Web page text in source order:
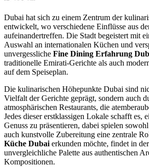
Dubai hat sich zu einem Zentrum der
entwickelt, wo verschiedene Einflüsse aus
aufeinandertreffen. Die Stadt begeistert mit
Auswahl an internationalen Küchen und
unvergessliche Fine Dining Erfahrung
traditionelle Emirati-Gerichte als auch
auf dem Speiseplan.
Die kulinarischen Höhepunkte Dubai sind
Vielfalt der Gerichte geprägt, sondern auch
atmosphärischen Restaurants, die
Jedes dieser erstklassigen Lokale schafft es,
Genuss zu präsentieren, dabei spielen
auch kunstvolle Zubereitung eine zentrale
Küche Dubai erkunden möchte, findet in
unvergleichliche Palette aus authentischen
Kompositionen.